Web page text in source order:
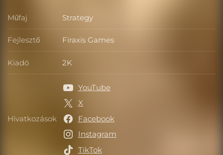
Műfaj Műfaj
Strategy
Fejlesztő Fejlesztő
Firaxis Games
Kiadó Kiadó
2K
Hivatkozások Hivatkozások
YouTube
X
Facebook
Instagram
TikTok